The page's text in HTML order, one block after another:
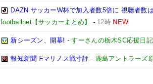
DAZN サッカーW杯で加入者数5倍に 視聴者数
footballnet【サッカーまとめ】
- 12時 NEW
新シーズン、開幕! -すーさんの栃木SC応援日記
報知新聞 Fマリノス戦寸評 - 鹿島アントラーズ